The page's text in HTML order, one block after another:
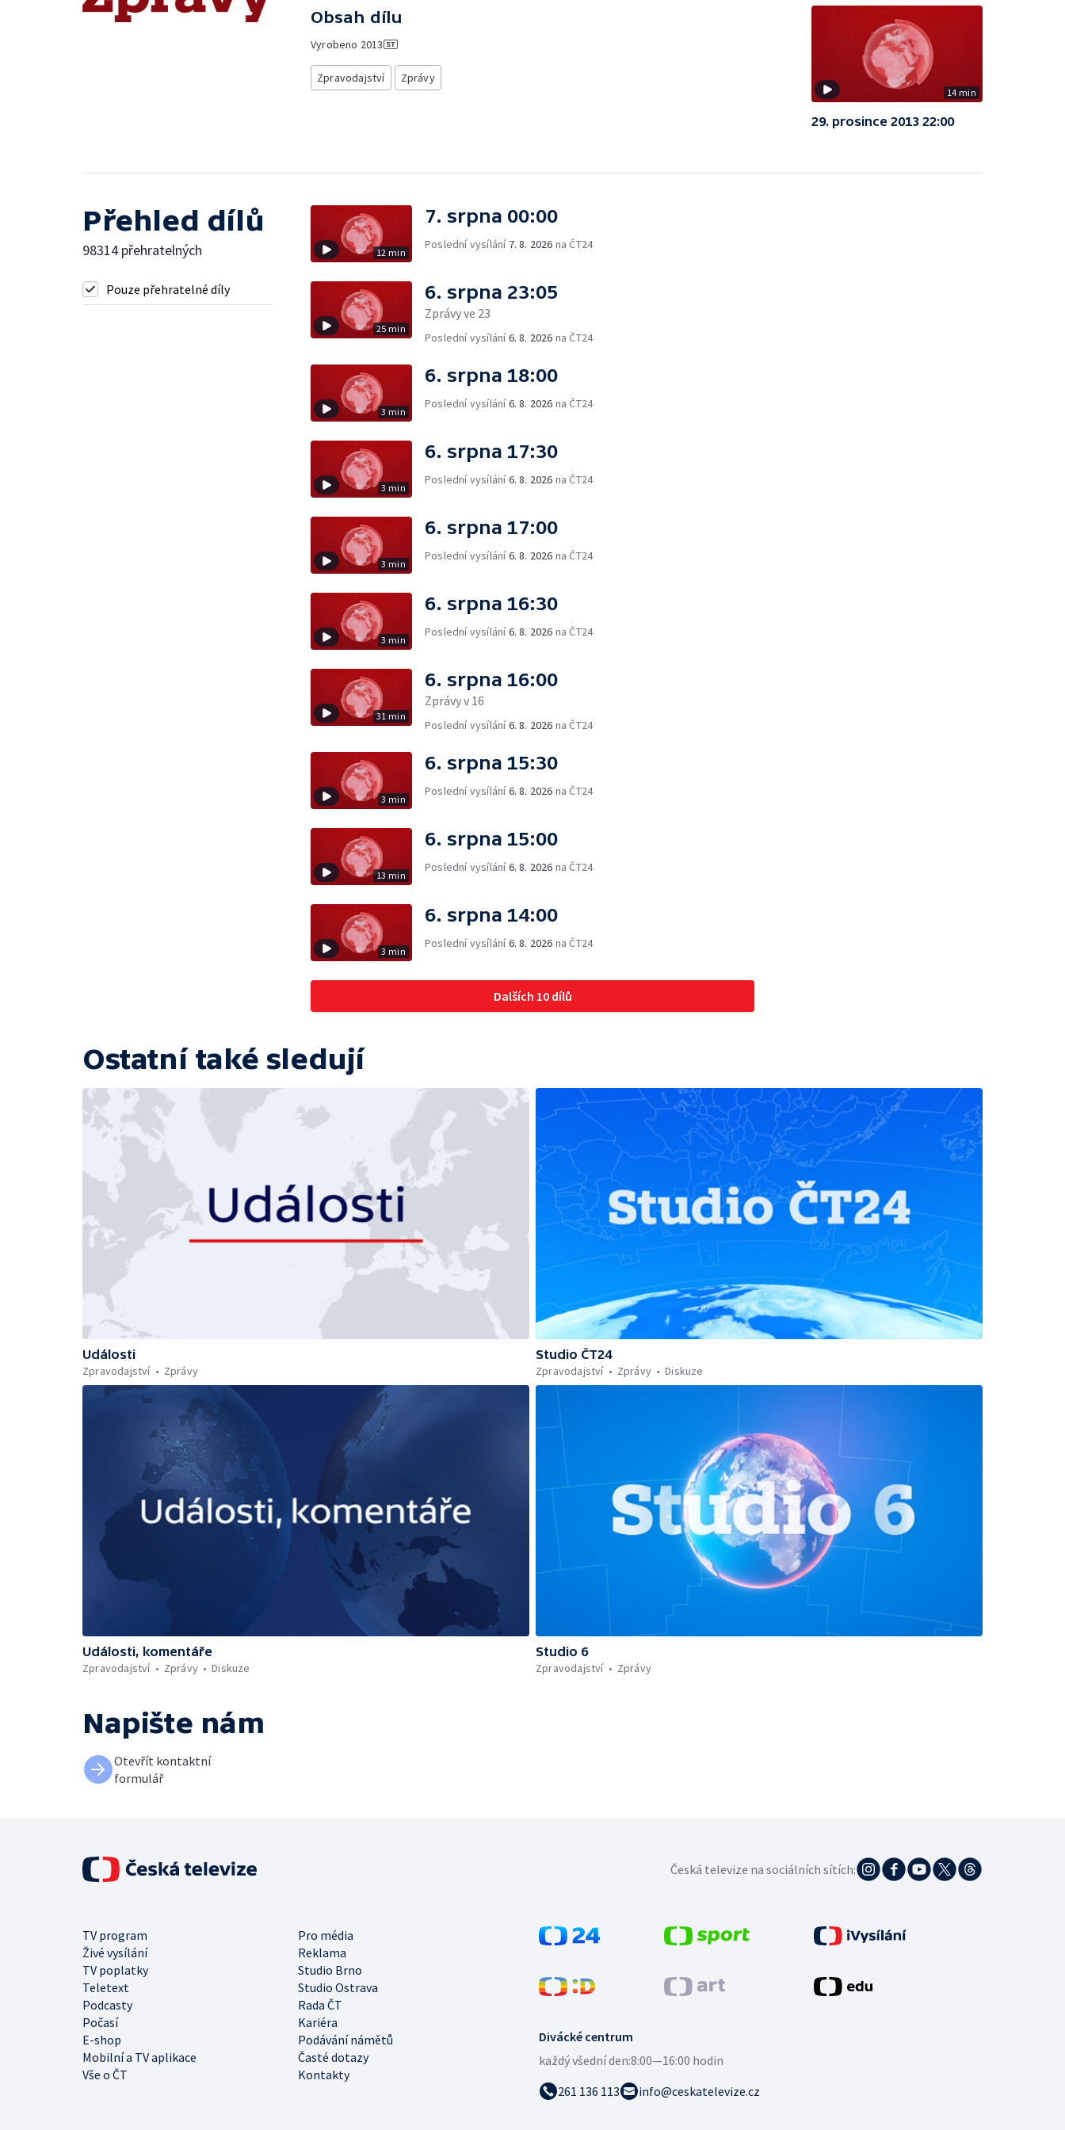
Obsah dílu
Vyrobeno 2013
Zpravodajství Zprávy
14 min
29. prosince 2013 22:00
Přehled dílů
98314 přehratelných
Pouze přehratelné díly
12 min
7. srpna 00:00
Poslední vysílání 7. 8. 2026 na ČT24
25 min
6. srpna 23:05
Zprávy ve 23
Poslední vysílání6. 8. 2026 na ČT24
3 min
6. srpna 18:00
Poslední vysílání6. 8. 2026 na ČT24
3 min
6. srpna 17:30
Poslední vysílání6. 8. 2026 na ČT24
3 min
6. srpna 17:00
Poslední vysílání6. 8. 2026 na ČT24
3 min
6. srpna 16:30
Poslední vysílání6. 8. 2026 na ČT24
31 min
6. srpna 16:00
Zprávy v 16
Poslední vysílání6. 8. 2026 na ČT24
3 min
6. srpna 15:30
Poslední vysílání6. 8. 2026 na ČT24
13 min
6. srpna 15:00
Poslední vysílání6. 8. 2026 na ČT24
3 min
6. srpna 14:00
Poslední vysílání6. 8. 2026 na ČT24
Dalších 10 dílů
Ostatní také sledují
Události
Zpravodajství
Zprávy
Studio ČT24
Zpravodajství
Zprávy Diskuze
Události, komentáře
Zpravodajství
Zprávy Diskuze
Studio 6
Zpravodajství
Zprávy
Napište nám
Otevřít kontaktní
formulář
Divácké centrum
každý všední den:8:00—16:00 hodin
261 136 113
info@ceskatelevize.cz
TV program
Pro média
Živé vysílání
Reklama
TV poplatky
Studio Brno
Teletext
Studio Ostrava
Podcasty
Rada ČT
Počasí
Kariéra
E-shop
Podávání námětů
Mobilní a TV aplikace
Časté dotazy
Vše o ČT
Kontakty
Česká televize na sociálních sítích: